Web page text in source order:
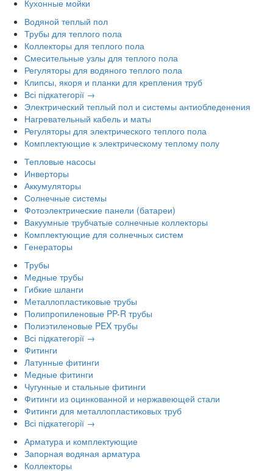
Кухонные мойки
Водяной теплый пол
Трубы для теплого пола
Коллекторы для теплого пола
Смесительные узлы для теплого пола
Регуляторы для водяного теплого пола
Клипсы, якоря и планки для крепления труб
Всі підкатегорії →
Электрический теплый пол и системы антиобледенения
Нагревательный кабель и маты
Регуляторы для электрического теплого пола
Комплектующие к электрическому теплому полу
Тепловые насосы
Инверторы
Аккумуляторы
Солнечные системы
Фотоэлектрические панели (батареи)
Вакуумные трубчатые солнечные коллекторы
Комплектующие для солнечных систем
Генераторы
Трубы
Медные трубы
Гибкие шланги
Металлопластиковые трубы
Полипропиленовые PP-R трубы
Полиэтиленовые PEX трубы
Всі підкатегорії →
Фитинги
Латунные фитинги
Медные фитинги
Чугунные и стальные фитинги
Фитинги из оцинкованной и нержавеющей стали
Фитинги для металлопластиковых труб
Всі підкатегорії →
Арматура и комплектующие
Запорная водяная арматура
Коллекторы